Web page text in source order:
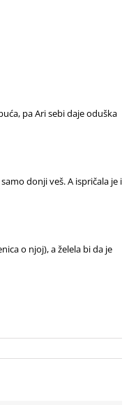
pa Ari sebi daje oduška
donji veš. A ispričala je i
o njoj), a želela bi da je